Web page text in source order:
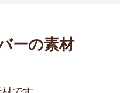
ーの素材